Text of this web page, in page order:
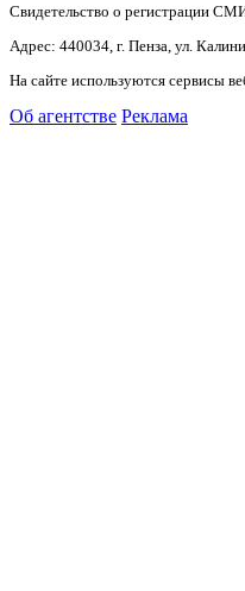
Свидетельство о регистрации
Адрес: 440034, г. Пенза, ул.
На сайте используются сервисы
Об агентстве Реклама